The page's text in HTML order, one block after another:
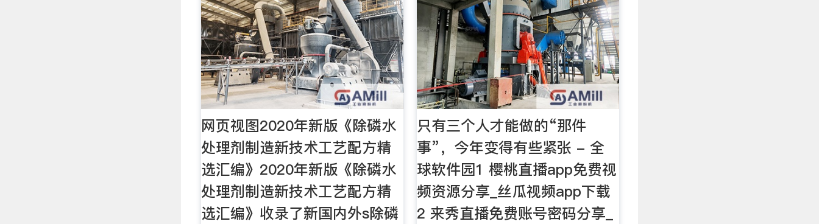
网页视图2020年新版《除磷水
处理剂制造新技术工艺配方精
选汇编》2020年新版《除磷水
处理剂制造新技术工艺配方精
选汇编》收录了新国内外s除磷
只有三个人才能做的“那件
事”，今年变得有些紧张 - 全
球软件园1 樱桃直播app免费视
频资源分享_丝瓜视频app下载
2 来秀直播免费账号密码分享_